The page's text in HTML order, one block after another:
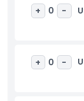
-
0
+
-
0
+